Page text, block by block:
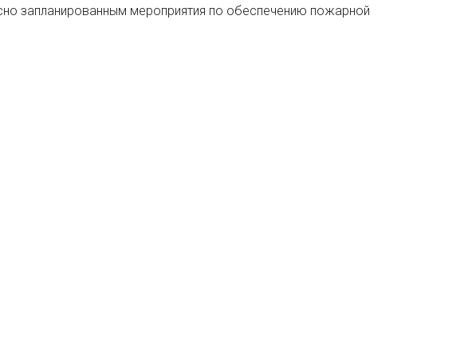
запланированным мероприятия по обеспечению пожарной